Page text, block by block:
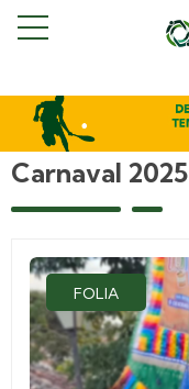
Carnaval 2025
FOLIA